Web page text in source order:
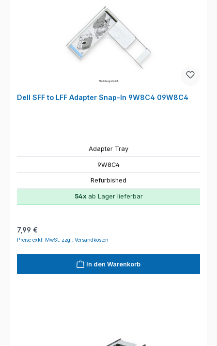
Dell SFF to LFF Adapter Snap-In 9W8C4 09W8C4
Adapter Tray
9W8C4
Refurbished
54xab Lager lieferbar
Regulärer Preis:
7,99 €
Preise exkl. MwSt. zzgl. Versandkosten
In den Warenkorb